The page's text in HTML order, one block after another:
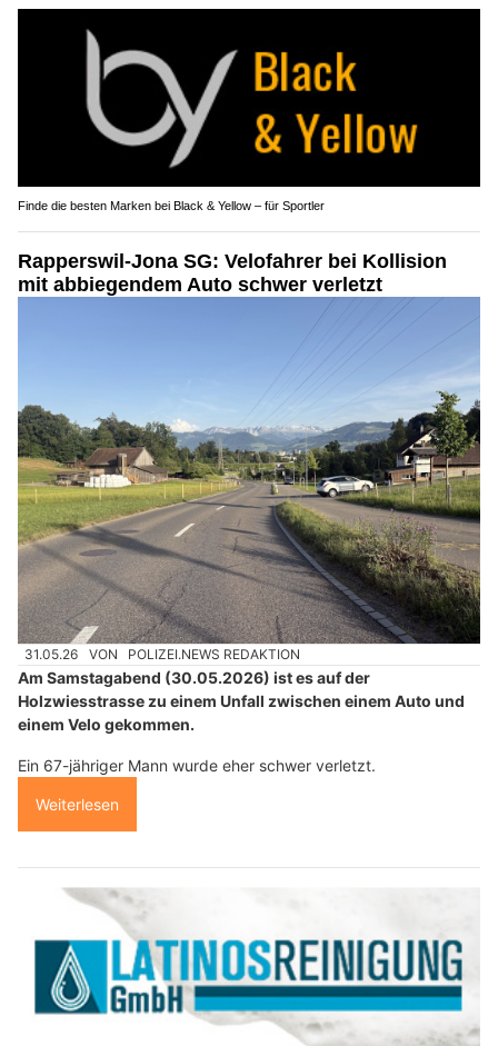
Finde die besten Marken bei Black & Yellow – für Sportler
Rapperswil-Jona SG: Velofahrer bei Kollision
mit abbiegendem Auto schwer verletzt
31.05.26 VON POLIZEI.NEWS REDAKTION
Am Samstagabend (30.05.2026) ist es auf der
Holzwiesstrasse zu einem Unfall zwischen einem Auto und
einem Velo gekommen.
Ein 67-jähriger Mann wurde eher schwer verletzt.
Weiterlesen